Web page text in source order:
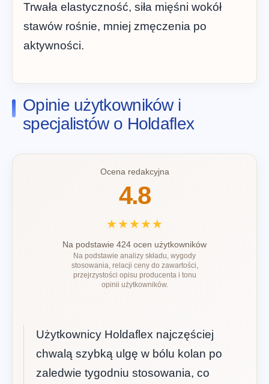
Trwała elastyczność, siła mięśni wokół
stawów rośnie, mniej zmęczenia po
aktywności.
Opinie użytkowników i
specjalistów o Holdaflex
Ocena redakcyjna
4.8
★★★★★
Na podstawie 424 ocen użytkowników
Na podstawie analizy składu, wygody
stosowania, relacji ceny do zawartości,
przejrzystości opisu producenta i tonu
opinii użytkowników.
Użytkownicy Holdaflex najczęściej
chwalą szybką ulgę w bólu kolan po
zaledwie tygodniu stosowania, co